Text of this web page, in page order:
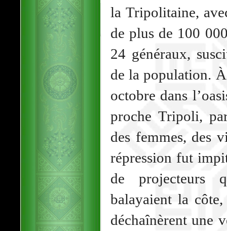
la Tripolitaine,
de plus de 100
24 généraux,
de la population.
octobre dans
proche Tripoli,
des femmes, des
répression fut
de projecteurs
balayaient la
déchaînèrent une